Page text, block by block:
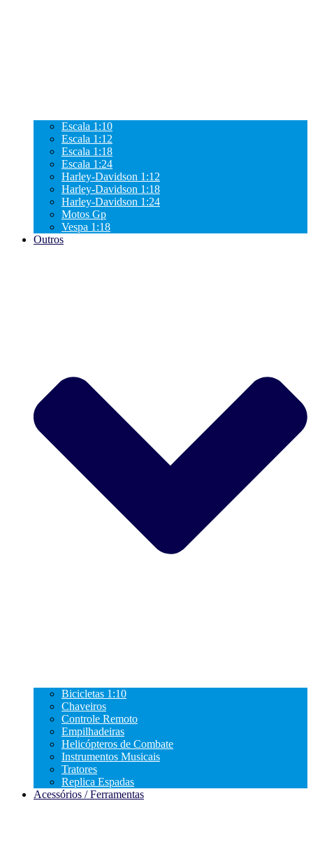
Escala 1:10
Escala 1:12
Escala 1:18
Escala 1:24
Harley-Davidson 1:12
Harley-Davidson 1:18
Harley-Davidson 1:24
Motos Gp
Vespa 1:18
Outros
Bicicletas 1:10
Chaveiros
Controle Remoto
Empilhadeiras
Helicópteros de Combate
Instrumentos Musicais
Tratores
Replica Espadas
Acessórios / Ferramentas